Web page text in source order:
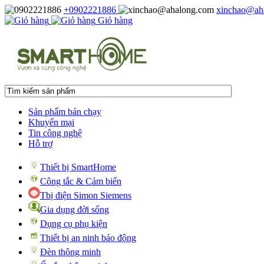
+0902221886
Giỏ hàng
Sản phẩm bán chạy
Khuyến mại
Tin công nghệ
Hỗ trợ
Thiết bị SmartHome
Công tắc & Cảm biến
Tbị điện Simon Siemens
Gia dụng đời sống
Dụng cụ phụ kiện
Thiết bị an ninh báo động
Đèn thông minh